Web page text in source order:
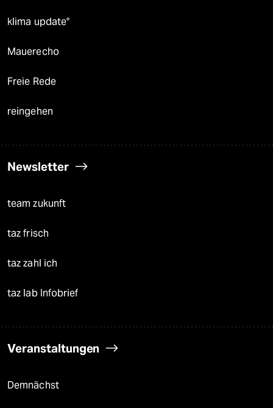
klima update°
Mauerecho
Freie Rede
reingehen
Newsletter
team zukunft
taz frisch
taz zahl ich
taz lab Infobrief
Veranstaltungen
Demnächst